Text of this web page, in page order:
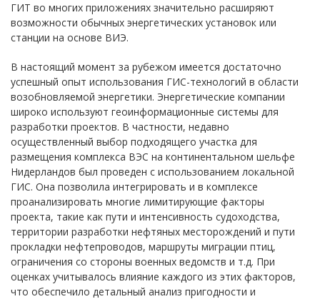
ГИТ во многих приложениях значительно расширяют
возможности обычных энергетических установок или
станции на основе ВИЭ.
В настоящий момент за рубежом имеется достаточно
успешный опыт использования ГИС-технологий в области
возобновляемой энергетики. Энергетические компании
широко используют геоинформационные системы для
разработки проектов. В частности, недавно
осуществленный выбор подходящего участка для
размещения комплекса ВЭС на континентальном шельфе
Нидерландов был проведен с использованием локальной
ГИС. Она позволила интегрировать и в комплексе
проанализировать многие лимитирующие факторы
проекта, такие как пути и интенсивность судоходства,
территории разработки нефтяных месторождений и пути
прокладки нефтепроводов, маршруты миграции птиц,
ограничения со стороны военных ведомств и т.д. При
оценках учитывалось влияние каждого из этих факторов,
что обеспечило детальный анализ пригодности и